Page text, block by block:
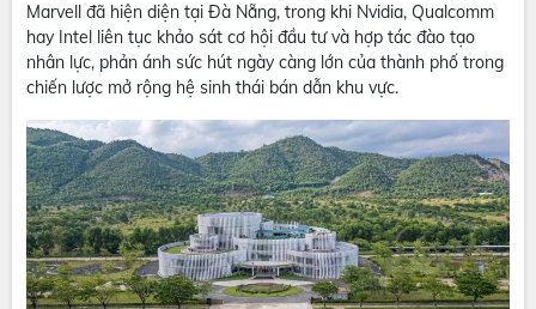
Marvell đã hiện diện tại Đà Nẵng, trong khi Nvidia, Qualcomm
hay Intel liên tục khảo sát cơ hội đầu tư và hợp tác đào tạo
nhân lực, phản ánh sức hút ngày càng lớn của thành phố trong
chiến lược mở rộng hệ sinh thái bán dẫn khu vực.